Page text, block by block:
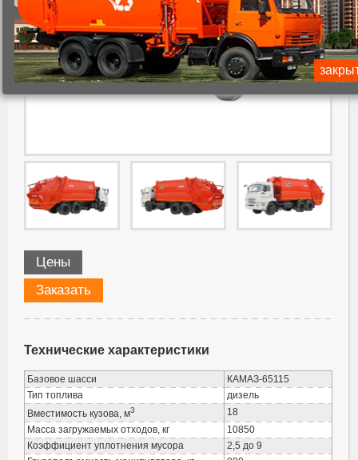
Цены
Заказать
Технические характеристики
Базовое шасси
КАМАЗ-65115
Тип топлива
дизель
Вместимость кузова, м3
18
Масса загружаемых отходов, кг
10850
Коэффициент уплотнения мусора
2,5 до 9